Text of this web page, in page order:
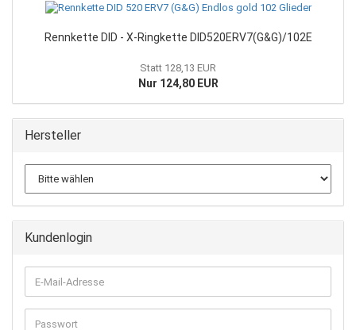
Rennkette DID - X-Ringkette DID520ERV7(G&G)/102E
Statt 128,13 EUR
Nur 124,80 EUR
Hersteller
Kundenlogin
E-
Mail-
Adresse
Passwort